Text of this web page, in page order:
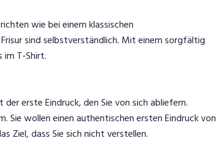
wie bei einem klassischen
sind selbstverständlich. Mit einem sorgfältig
im T-Shirt.
erste Eindruck, den Sie von sich abliefern.
Sie wollen einen authentischen ersten Eindruck von
Ziel, dass Sie sich nicht verstellen.